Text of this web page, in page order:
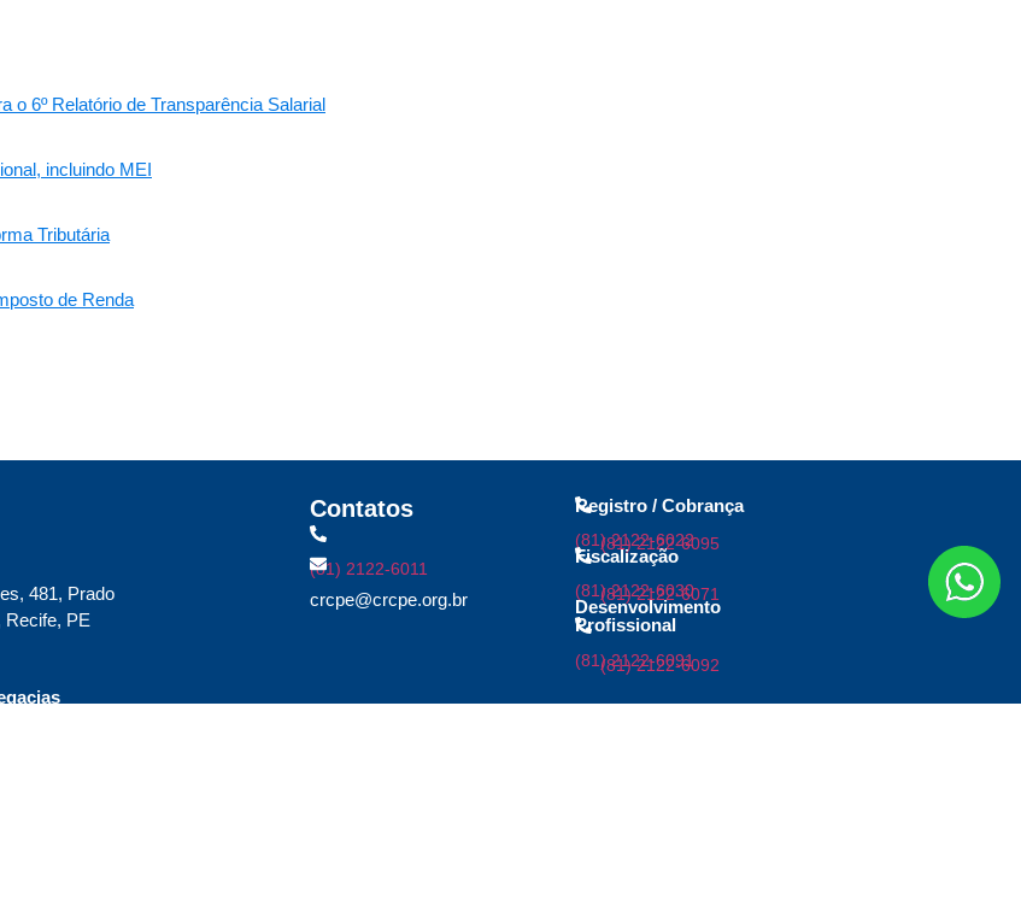
6º Relatório de Transparência Salarial
incluindo MEI
Tributária
de Renda
481, Prado
Recife, PE
Contatos
(81) 2122-6011
crcpe@crcpe.org.br
Registro / Cobrança
(81) 2122-6022
(81) 2122-6095
Fiscalização
(81) 2122-6030
(81) 2122-6071
Desenvolvimento
Profissional
(81) 2122-6091
(81) 2122-6092